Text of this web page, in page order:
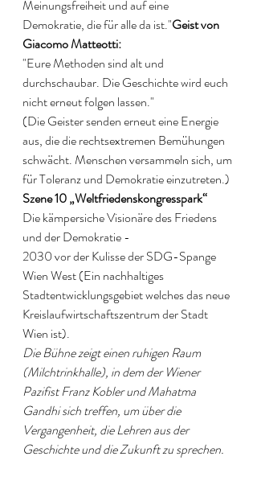
Meinungsfreiheit und auf eine
Demokratie, die für alle da ist."Geist von
Giacomo Matteotti:
"Eure Methoden sind alt und
durchschaubar. Die Geschichte wird euch
nicht erneut folgen lassen."
(Die Geister senden erneut eine Energie
aus, die die rechtsextremen Bemühungen
schwächt. Menschen versammeln sich, um
für Toleranz und Demokratie einzutreten.)
Szene 10 „Weltfriedenskongresspark“
Die kämpersiche Visionäre des Friedens
und der Demokratie -
2030 vor der Kulisse der SDG-Spange
Wien West (Ein nachhaltiges
Stadtentwicklungsgebiet welches das neue
Kreislaufwirtschaftszentrum der Stadt
Wien ist).
Die Bühne zeigt einen ruhigen Raum
(Milchtrinkhalle), in dem der Wiener
Pazifist Franz Kobler und Mahatma
Gandhi sich treffen, um über die
Vergangenheit, die Lehren aus der
Geschichte und die Zukunft zu sprechen.